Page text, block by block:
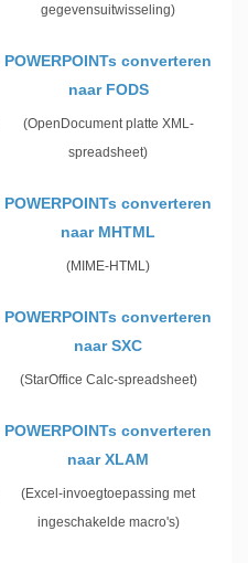
gegevensuitwisseling)
POWERPOINTs converteren
naar FODS
(OpenDocument platte XML-
spreadsheet)
POWERPOINTs converteren
naar MHTML
(MIME-HTML)
POWERPOINTs converteren
naar SXC
(StarOffice Calc-spreadsheet)
POWERPOINTs converteren
naar XLAM
(Excel-invoegtoepassing met
ingeschakelde macro's)